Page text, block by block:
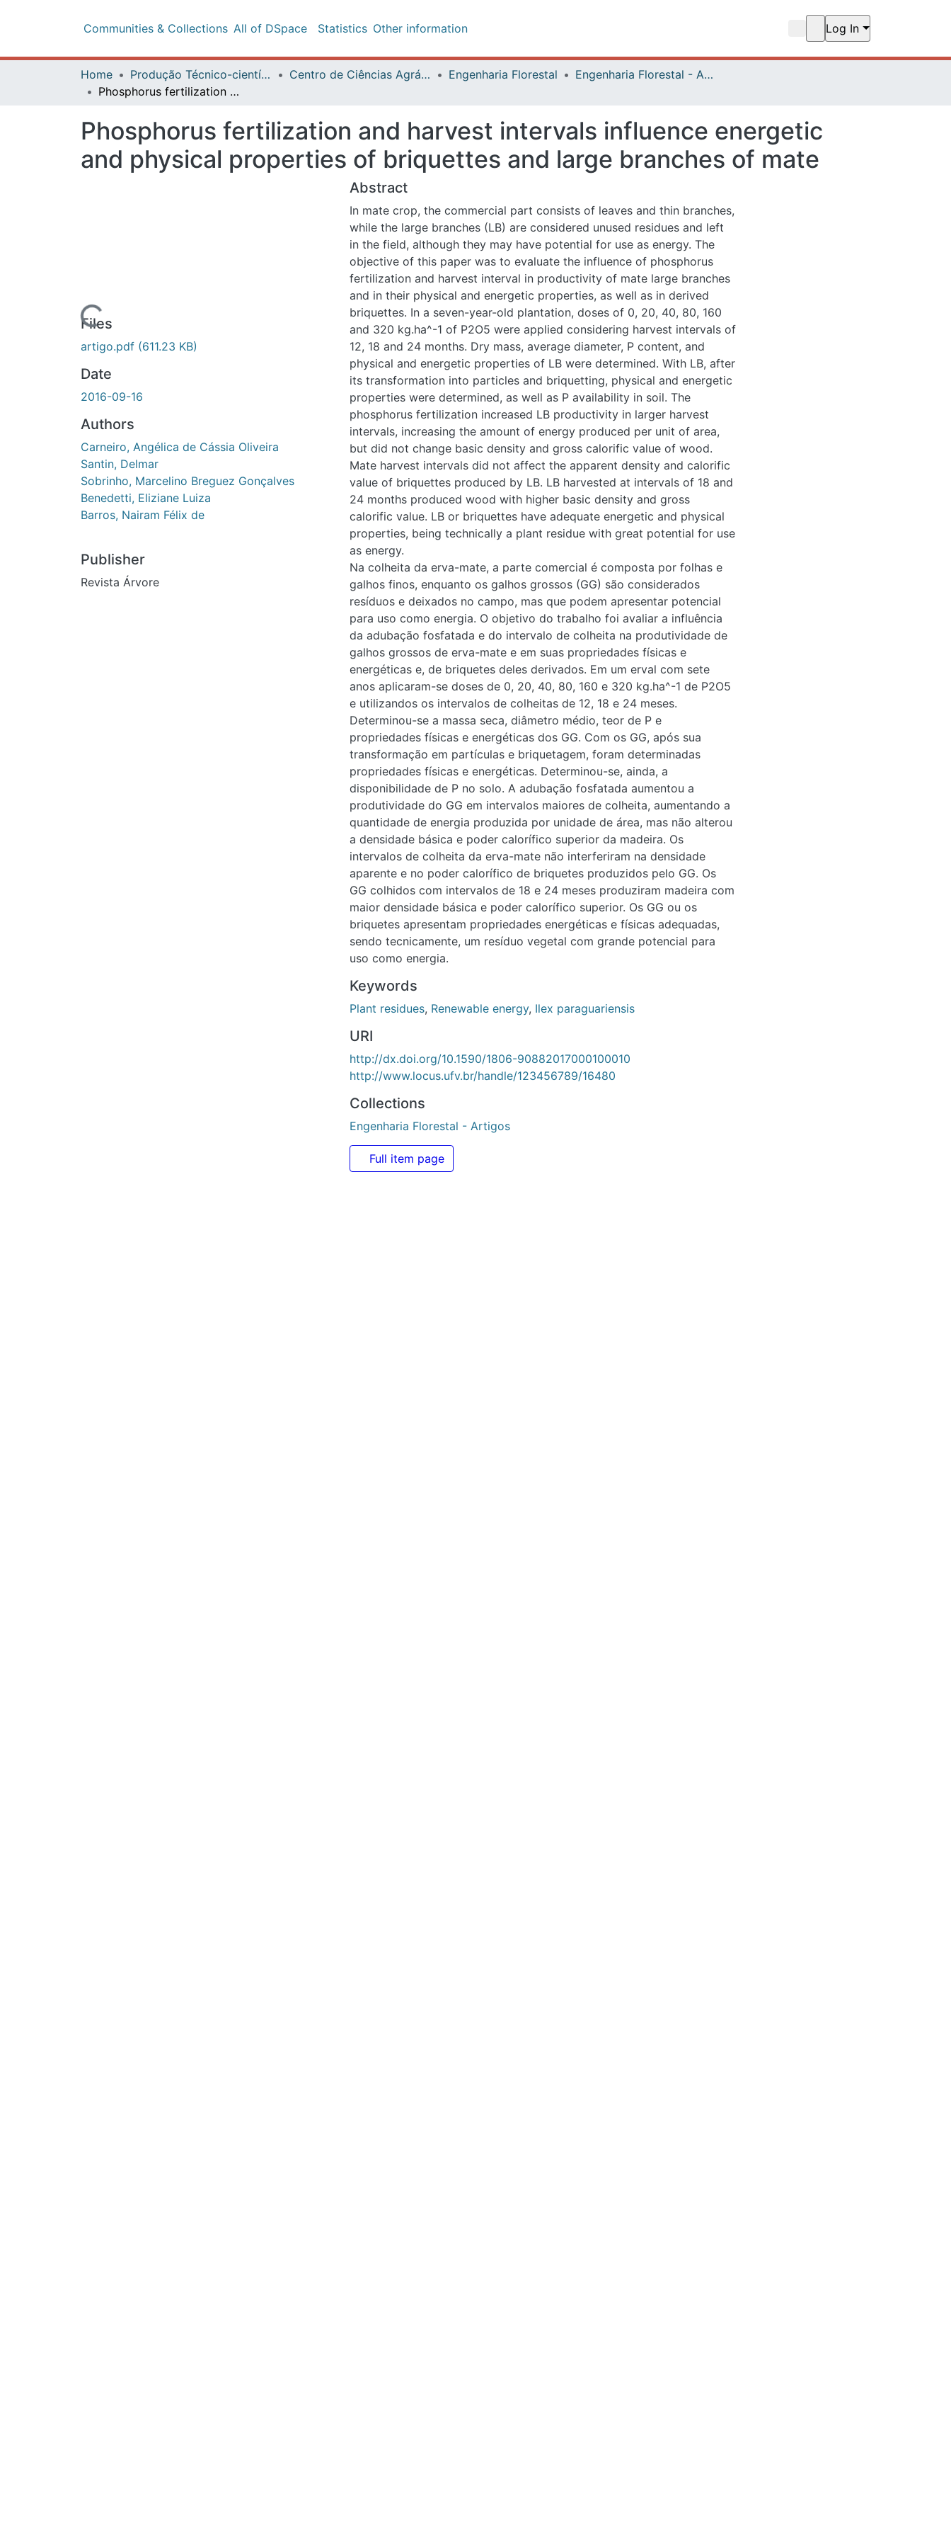
Communities & Collections All of DSpace Statistics Other information Log In
Home Produção Técnico-científica Centro de Ciências Agrárias Engenharia Florestal Engenharia Florestal - Artigos
Phosphorus fertilization and harvest intervals influence energetic and
physical properties of briquettes and large branches of mate
Loading...
Files
artigo.pdf
Date
2016-09-16
Authors
Carneiro, Angélica de Cássia Oliveira
Santin, Delmar
Sobrinho, Marcelino Breguez Gonçalves
Benedetti, Eliziane Luiza
Barros, Nairam Félix de
Revista Árvore
Abstract
In mate crop, the commercial part consists of leaves and thin branches, while
the large branches (LB) are considered unused residues and left in the field,
although they may have potential for use as energy. The objective of this paper
was to evaluate the influence of phosphorus fertilization and harvest interval in
productivity of mate large branches and in their physical and energetic
properties, as well as in derived briquettes. In a seven-year-old plantation,
doses of 0, 20, 40, 80, 160 and 320 kg.ha^-1 of P2O5 were applied
considering harvest intervals of 12, 18 and 24 months. Dry mass, average
diameter, P content, and physical and energetic properties of LB were
determined. With LB, after its transformation into particles and briquetting,
physical and energetic properties were determined, as well as P availability in
soil. The phosphorus fertilization increased LB productivity in larger harvest
intervals, increasing the amount of energy produced per unit of area, but did not
change basic density and gross calorific value of wood. Mate harvest intervals
did not affect the apparent density and calorific value of briquettes produced
by LB. LB harvested at intervals of 18 and 24 months produced wood with
higher basic density and gross calorific value. LB or briquettes have adequate
energetic and physical properties, being technically a plant residue with great
potential for use as energy.
Na colheita da erva-mate, a parte comercial é composta por folhas e galhos
finos, enquanto os galhos grossos (GG) são considerados resíduos e deixados
no campo, mas que podem apresentar potencial para uso como energia. O
objetivo do trabalho foi avaliar a influência da adubação fosfatada e do
intervalo de colheita na produtividade de galhos grossos de erva-mate e em
suas propriedades físicas e energéticas e, de briquetes deles derivados. Em
um erval com sete anos aplicaram-se doses de 0, 20, 40, 80, 160 e 320
kg.ha^-1 de P2O5 e utilizandos os intervalos de colheitas de 12, 18 e 24
meses. Determinou-se a massa seca, diâmetro médio, teor de P e
propriedades físicas e energéticas dos GG. Com os GG, após sua
transformação em partículas e briquetagem, foram determinadas propriedades
físicas e energéticas. Determinou-se, ainda, a disponibilidade de P no solo. A
adubação fosfatada aumentou a produtividade do GG em intervalos maiores
de colheita, aumentando a quantidade de energia produzida por unidade de
área, mas não alterou a densidade básica e poder calorífico superior da
madeira. Os intervalos de colheita da erva-mate não interferiram na densidade
aparente e no poder calorífico de briquetes produzidos pelo GG. Os GG
colhidos com intervalos de 18 e 24 meses produziram madeira com maior
densidade básica e poder calorífico superior. Os GG ou os briquetes
apresentam propriedades energéticas e físicas adequadas, sendo
tecnicamente, um resíduo vegetal com grande potencial para uso como
energia.
Keywords
Plant residues,Renewable energy,Ilex paraguariensis
URI
http://www.locus.ufv.br/handle/123456789/16480
Collections
Engenharia Florestal - Artigos
Full item page